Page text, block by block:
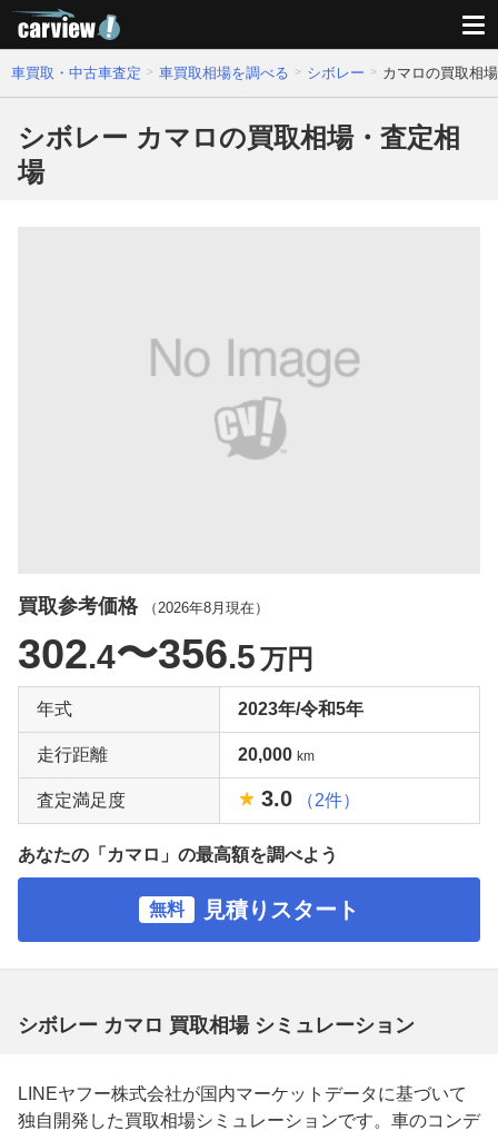
車買取・中古車査定 車買取相場を調べる シボレー カマロの買取相
シボレー カマロの買取相場・査定相
場
買取参考価格 （2026年8月 現在）
302.4〜356.5万円
年式 2023年/令和5年
走行距離 20,000 km
査定満足度 3.0 （2件）
あなたの「カマロ」の最高額を調べよう
無料 見積りスタート
シボレー カマロ 買取相場 シミュレーション
LINEヤフー株式会社が国内マーケットデータに基づいて
独自開発した買取相場シミュレーションです。車のコンデ